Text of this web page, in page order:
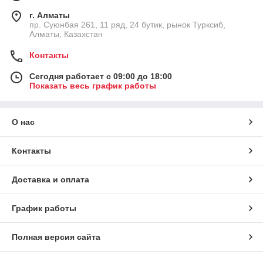
г. Алматы
пр. Суюнбая 261, 11 ряд, 24 бутик, рынок Турксиб,
Алматы, Казахстан
Контакты
Сегодня работает с 09:00 до 18:00
Показать весь график работы
О нас
Контакты
Доставка и оплата
График работы
Полная версия сайта